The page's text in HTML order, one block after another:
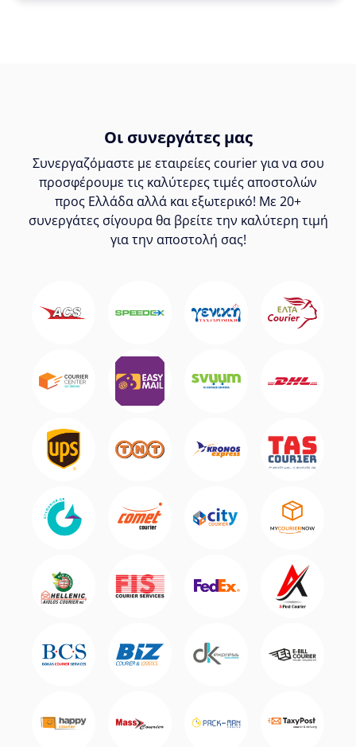
Οι συνεργάτες μας
Συνεργαζόμαστε με εταιρείες courier για να σου
προσφέρουμε τις καλύτερες τιμές αποστολών
προς Ελλάδα αλλά και εξωτερικό! Με 20+
συνεργάτες σίγουρα θα βρείτε την καλύτερη τιμή
για την αποστολή σας!